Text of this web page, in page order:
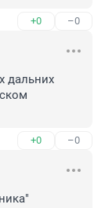
+0 –0
дальних
+0 –0